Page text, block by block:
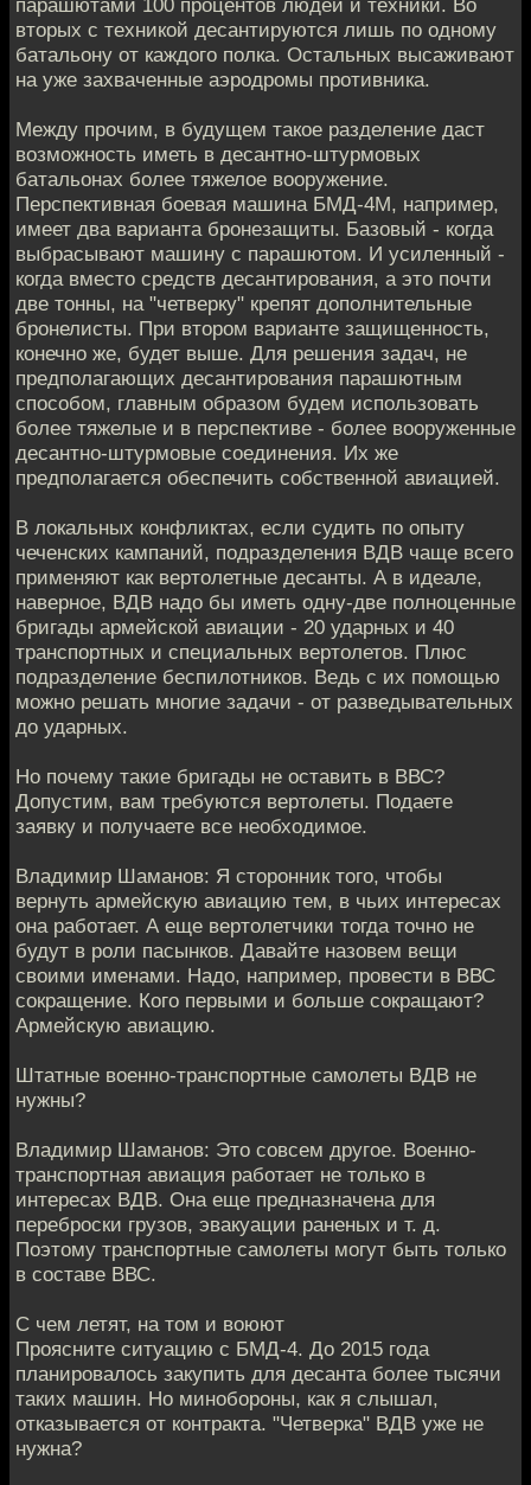
парашютами 100 процентов людей и техники. Во
вторых с техникой десантируются лишь по одному
батальону от каждого полка. Остальных высаживают
на уже захваченные аэродромы противника.
Между прочим, в будущем такое разделение даст
возможность иметь в десантно-штурмовых
батальонах более тяжелое вооружение.
Перспективная боевая машина БМД-4М, например,
имеет два варианта бронезащиты. Базовый - когда
выбрасывают машину с парашютом. И усиленный -
когда вместо средств десантирования, а это почти
две тонны, на "четверку" крепят дополнительные
бронелисты. При втором варианте защищенность,
конечно же, будет выше. Для решения задач, не
предполагающих десантирования парашютным
способом, главным образом будем использовать
более тяжелые и в перспективе - более вооруженные
десантно-штурмовые соединения. Их же
предполагается обеспечить собственной авиацией.
В локальных конфликтах, если судить по опыту
чеченских кампаний, подразделения ВДВ чаще всего
применяют как вертолетные десанты. А в идеале,
наверное, ВДВ надо бы иметь одну-две полноценные
бригады армейской авиации - 20 ударных и 40
транспортных и специальных вертолетов. Плюс
подразделение беспилотников. Ведь с их помощью
можно решать многие задачи - от разведывательных
до ударных.
Но почему такие бригады не оставить в ВВС?
Допустим, вам требуются вертолеты. Подаете
заявку и получаете все необходимое.
Владимир Шаманов: Я сторонник того, чтобы
вернуть армейскую авиацию тем, в чьих интересах
она работает. А еще вертолетчики тогда точно не
будут в роли пасынков. Давайте назовем вещи
своими именами. Надо, например, провести в ВВС
сокращение. Кого первыми и больше сокращают?
Армейскую авиацию.
Штатные военно-транспортные самолеты ВДВ не
нужны?
Владимир Шаманов: Это совсем другое. Военно-
транспортная авиация работает не только в
интересах ВДВ. Она еще предназначена для
переброски грузов, эвакуации раненых и т. д.
Поэтому транспортные самолеты могут быть только
в составе ВВС.
С чем летят, на том и воюют
Проясните ситуацию с БМД-4. До 2015 года
планировалось закупить для десанта более тысячи
таких машин. Но минобороны, как я слышал,
отказывается от контракта. "Четверка" ВДВ уже не
нужна?